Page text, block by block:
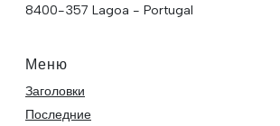
8400-357 Lagoa - Portugal
Меню
Заголовки
Последние